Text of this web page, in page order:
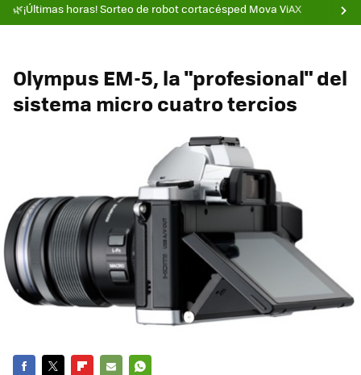
🌿¡Últimas horas! Sorteo de robot cortacésped Mova ViAX
Olympus EM-5, la "profesional" del
sistema micro cuatro tercios